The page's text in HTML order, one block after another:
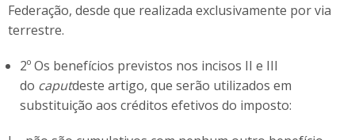
Federação, desde que realizada exclusivamente por via
terrestre.
2º Os benefícios previstos nos incisos II e III
do caputdeste artigo, que serão utilizados em
substituição aos créditos efetivos do imposto: